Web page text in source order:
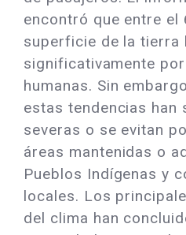
encontró que entre el
superficie de la tierra
significativamente
humanas. Sin
estas tendencias han
severas o se evitan
áreas mantenidas o
Pueblos Indígenas y
locales. Los
del clima han